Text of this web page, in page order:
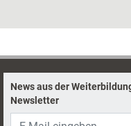
News aus der
Newsletter